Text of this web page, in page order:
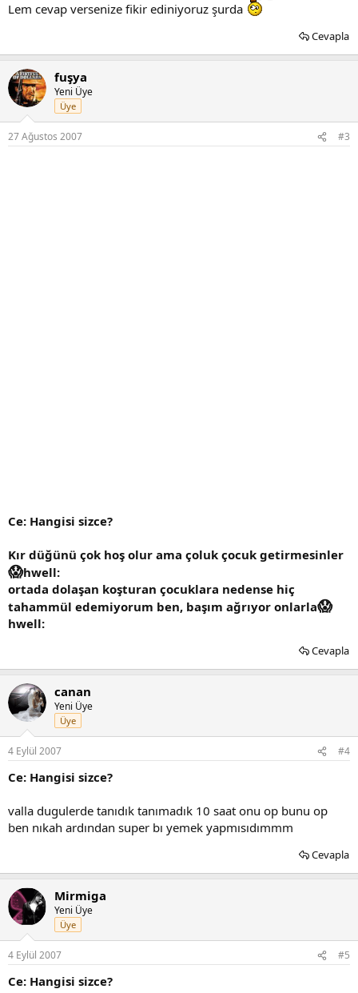
Lem cevap versenize fikir ediniyoruz şurda
Cevapla
fuşya
Yeni Üye
Üye
27 Ağustos 2007 #3
Ce: Hangisi sizce?
Kır düğünü çok hoş olur ama çoluk çocuk getirmesinler
😱hwell:
ortada dolaşan koşturan çocuklara nedense hiç
tahammül edemiyorum ben, başım ağrıyor onlarla😱
hwell:
Cevapla
canan
Yeni Üye
Üye
4 Eylül 2007 #4
Ce: Hangisi sizce?
valla dugulerde tanıdık tanımadık 10 saat onu op bunu op
ben nıkah ardından super bı yemek yapmısıdımmm
Cevapla
Mirmiga
Yeni Üye
Üye
4 Eylül 2007 #5
Ce: Hangisi sizce?